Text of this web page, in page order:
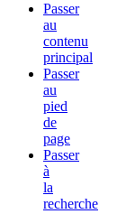
Passer
au
contenu
principal
Passer
au
pied
de
page
Passer
à
la
recherche